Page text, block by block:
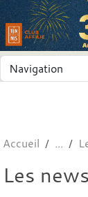
Accueil
Les news
Panneau de